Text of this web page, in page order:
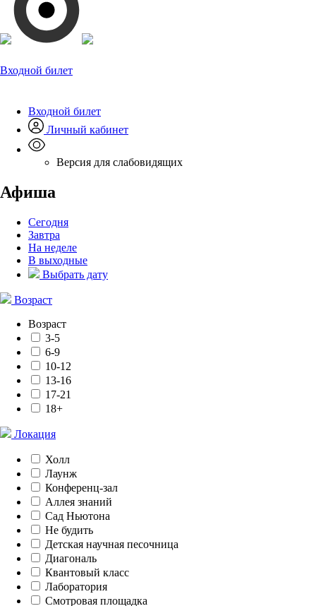
Входной билет
Входной билет
Личный кабинет
Версия для слабовидящих
Афиша
Сегодня
Завтра
На неделе
В выходные
Выбрать дату
Возраст
Возраст
3-5
6-9
10-12
13-16
17-21
18+
Локация
Холл
Лаунж
Конференц-зал
Аллея знаний
Сад Ньютона
Не будить
Детская научная песочница
Диагональ
Квантовый класс
Лаборатория
Смотровая площадка